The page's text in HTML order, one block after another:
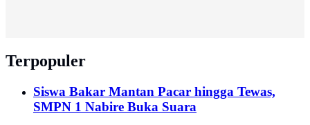
Terpopuler
Siswa Bakar Mantan Pacar hingga Tewas,
SMPN 1 Nabire Buka Suara